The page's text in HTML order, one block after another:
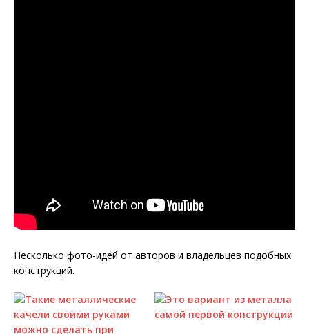
Несколько фото-идей от авторов и владельцев подобных
конструкций.